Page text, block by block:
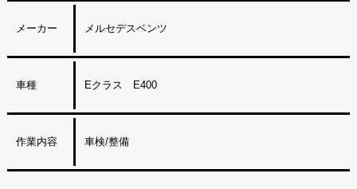
メーカー メルセデスベンツ
車種 Eクラス E400
作業内容 車検/整備